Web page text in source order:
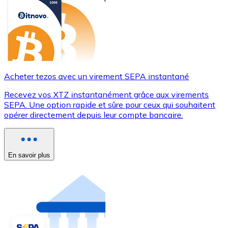
Acheter tezos avec un virement SEPA instantané
Recevez vos XTZ instantanément grâce aux virements
SEPA. Une option rapide et sûre pour ceux qui souhaitent
opérer directement depuis leur compte bancaire.
En savoir plus